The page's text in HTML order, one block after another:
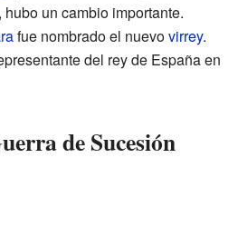
un cambio importante.
fue nombrado el nuevovirrey.
del rey de España en
de Sucesión